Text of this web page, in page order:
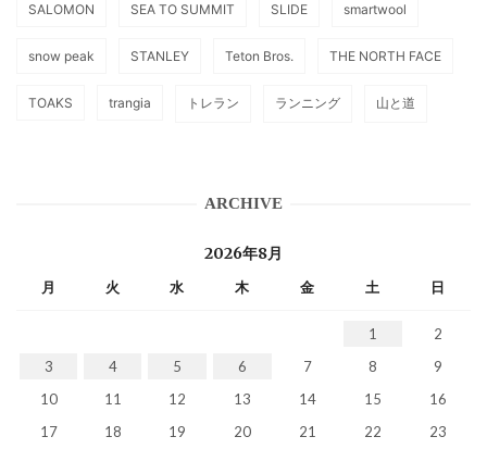
SALOMON SEA TO SUMMIT SLIDE smartwool
snow peak STANLEY Teton Bros. THE NORTH FACE
TOAKS trangia トレラン ランニング 山と道
ARCHIVE
2026年8月
月 火 水 木 金 土 日
1
2
3
4 5 6 7 8
9
10
11 12 13 14 15
16
17
18 19 20 21 22
23